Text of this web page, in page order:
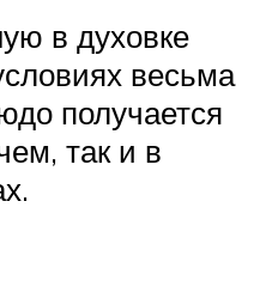
в духовке
весьма
получается
так и в